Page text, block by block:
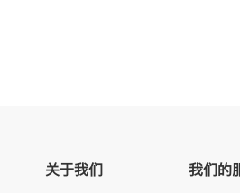
关于我们 我们的